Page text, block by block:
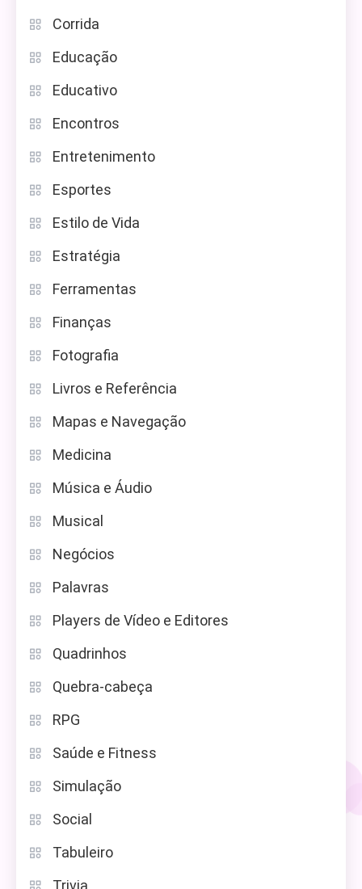
Corrida
Educação
Educativo
Encontros
Entretenimento
Esportes
Estilo de Vida
Estratégia
Ferramentas
Finanças
Fotografia
Livros e Referência
Mapas e Navegação
Medicina
Música e Áudio
Musical
Negócios
Palavras
Players de Vídeo e Editores
Quadrinhos
Quebra-cabeça
RPG
Saúde e Fitness
Simulação
Social
Tabuleiro
Trivia